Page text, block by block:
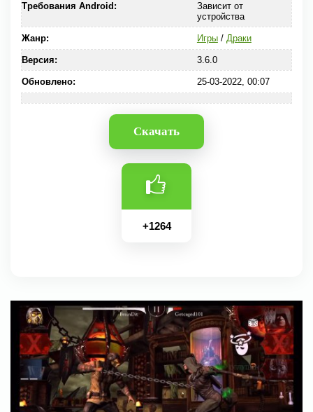
Требования Android:
Зависит от
устройства
Жанр: Игры/ Драки
Версия: 3.6.0
Обновлено: 25-03-2022, 00:07
Скачать
+1264